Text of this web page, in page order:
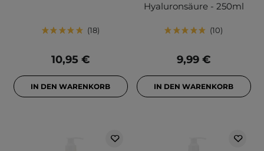
18
10,95 €
IN DEN WARENKORB
Hyaluronsäure - 250ml
10
9,99 €
IN DEN WARENKORB